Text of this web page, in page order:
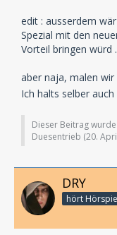
edit : ausserdem
Spezial mit den
Vorteil bringen würd
aber naja, malen
Ich halts selber
Dieser Beitrag
Duesentrieb (20.
DRY